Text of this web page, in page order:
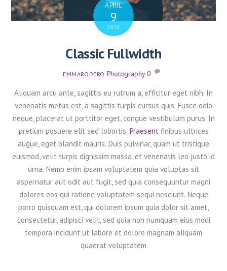
APRIL
9
2015
Classic Fullwidth
EMMARODERO Photography 0
Aliquam arcu ante, sagittis eu rutrum a, efficitur eget nibh. In
venenatis metus est, a sagittis turpis cursus quis. Fusce odio
neque, placerat ut porttitor eget, congue vestibulum purus. In
pretium posuere elit sed lobortis. Praesent finibus ultrices
augue, eget blandit mauris. Duis pulvinar, quam ut tristique
euismod, velit turpis dignissim massa, et venenatis leo justo id
urna. Nemo enim ipsam voluptatem quia voluptas sit
aspernatur aut odit aut fugit, sed quia consequuntur magni
dolores eos qui ratione voluptatem sequi nesciunt. Neque
porro quisquam est, qui dolorem ipsum quia dolor sit amet,
consectetur, adipisci velit, sed quia non numquam eius modi
tempora incidunt ut labore et dolore magnam aliquam
quaerat voluptatem